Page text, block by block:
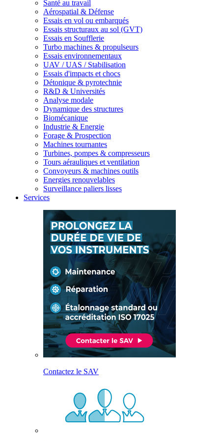
Santé au travail
Aérospatial & Défense
Essais en vol ou embarqués
Essais structuraux au sol (GVT)
Essais en Soufflerie
Turbo machines & propulseurs
Essais environnementaux
UAV / UAS / Stabilisation
Essais d'impacts et chocs
Détonique & pyrotechnie
R&D & Universités
Analyse modale
Dynamique des structures
Biomécanique
Industrie & Energie
Forage & Prospection
Machines tournantes
Turbines, pompes & compresseurs
Tours aérauliques et ventilation
Convoyeurs & machines outils
Energies renouvelables
Surveillance paliers lisses
Services
Contactez le SAV